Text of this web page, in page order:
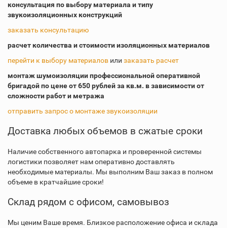
консультация по выбору материала и типу
звукоизоляционных конструкций
заказать консультацию
расчет количества и стоимости изоляционных материалов
перейти к выбору материалов или заказать расчет
монтаж шумоизоляции профессиональной оперативной
бригадой по цене от 650 рублей за кв.м. в зависимости от
сложности работ и метража
отправить запрос о монтаже звукоизоляции
Доставка любых объемов в сжатые сроки
Наличие собственного автопарка и проверенной системы
логистики позволяет нам оперативно доставлять
необходимые материалы. Мы выполним Ваш заказ в полном
объеме в кратчайшие сроки!
Склад рядом с офисом, самовывоз
Мы ценим Ваше время. Близкое расположение офиса и склада